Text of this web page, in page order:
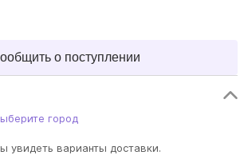
о поступлении
город
увидеть варианты доставки.